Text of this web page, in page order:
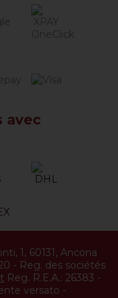
avec
1 , 60131 , Ancona
- Reg. des sociétés
Reg. R.E.A.: 26383 -
versato -